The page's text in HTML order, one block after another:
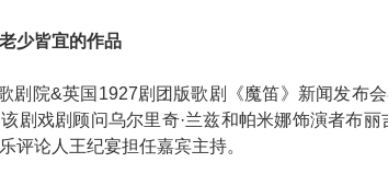
少皆宜的作品
剧院&英国1927剧团版歌剧《魔笛》新闻发布
剧戏剧顾问乌尔里奇·兰兹和帕米娜饰演者布丽
评论人王纪宴担任嘉宾主持。